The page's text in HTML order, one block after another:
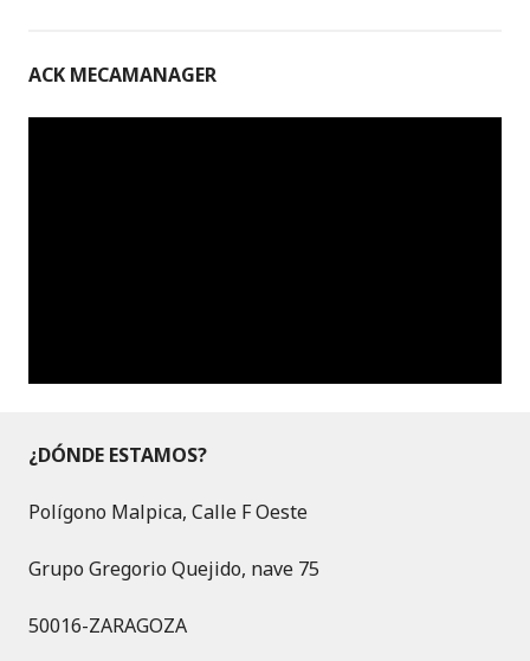
ACK MECAMANAGER
¿DÓNDE ESTAMOS?
Polígono Malpica, Calle F Oeste
Grupo Gregorio Quejido, nave 75
50016-ZARAGOZA